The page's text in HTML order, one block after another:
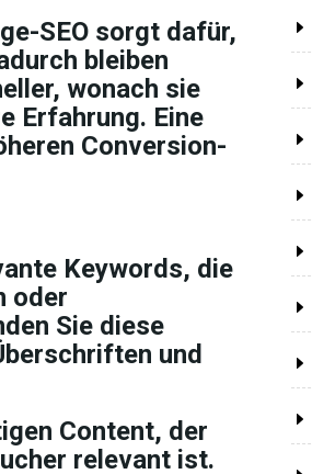
SEO sorgt dafür,
bleiben
wonach sie
Erfahrung. Eine
Conversion-
Keywords, die
oder
Sie diese
und
Content, der
relevant ist.